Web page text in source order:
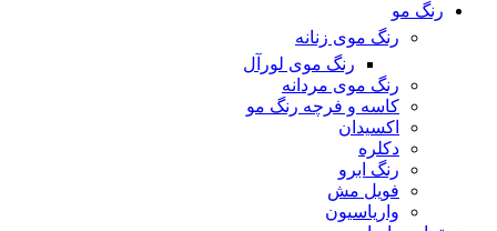
رنگ مو
رنگ موی زنانه
رنگ موی لورآل
رنگ موی مردانه
کاسه و فرچه رنگ مو
اکسیدان
دکلره
رنگ ابرو
فویل مش
واریاسیون